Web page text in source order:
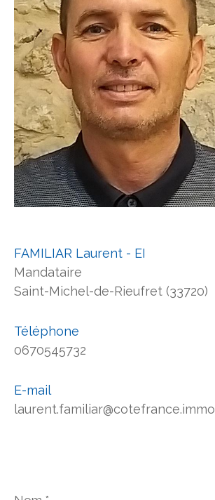
FAMILIAR Laurent - EI
Mandataire
Saint-Michel-de-Rieufret (33720)
Téléphone
0670545732
E-mail
laurent.familiar@cotefrance.immo